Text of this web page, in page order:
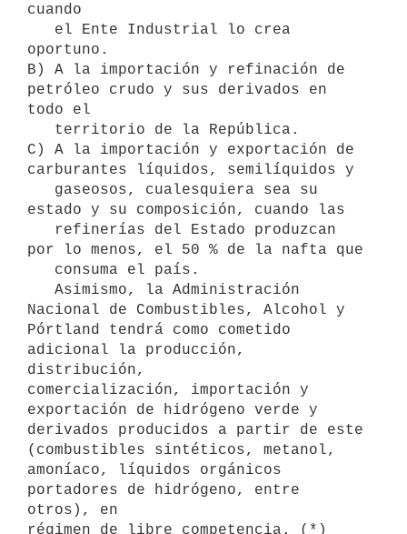
cuando
oportuno.
B) A la importación y refinación de
petróleo crudo y sus derivados en
todo el
C) A la importación y exportación de
carburantes líquidos, semilíquidos y
estado y su composición, cuando las
por lo menos, el 50 % de la nafta que
Nacional de Combustibles, Alcohol y
Pórtland tendrá como cometido
adicional la producción,
distribución,
comercialización, importación y
exportación de hidrógeno verde y
derivados producidos a partir de este
(combustibles sintéticos, metanol,
amoníaco, líquidos orgánicos
portadores de hidrógeno, entre
otros), en